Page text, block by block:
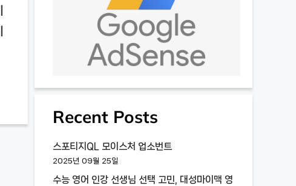
Recent Posts
스포티지QL 모이스처 업소번트
2025년 09월 25일
수능 영어 인강 선생님 선택 고민, 대성마이맥 영